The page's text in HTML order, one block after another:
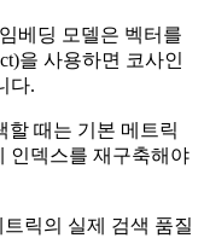
베딩 모델은 벡터를
을 사용하면 코사인
다.
할 때는 기본 메트릭
인덱스를 재구축해야
릭의 실제 검색 품질